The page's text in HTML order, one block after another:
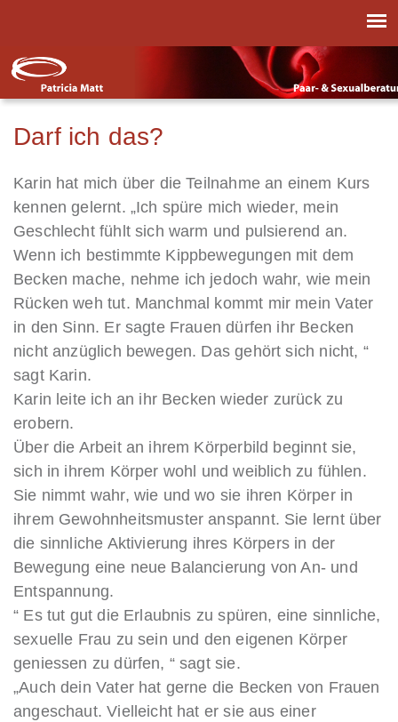
Darf ich das?
Karin hat mich über die Teilnahme an einem Kurs
kennen gelernt. „Ich spüre mich wieder, mein
Geschlecht fühlt sich warm und pulsierend an.
Wenn ich bestimmte Kippbewegungen mit dem
Becken mache, nehme ich jedoch wahr, wie mein
Rücken weh tut. Manchmal kommt mir mein Vater
in den Sinn. Er sagte Frauen dürfen ihr Becken
nicht anzüglich bewegen. Das gehört sich nicht, “
sagt Karin.
Karin leite ich an ihr Becken wieder zurück zu
erobern.
Über die Arbeit an ihrem Körperbild beginnt sie,
sich in ihrem Körper wohl und weiblich zu fühlen.
Sie nimmt wahr, wie und wo sie ihren Körper in
ihrem Gewohnheitsmuster anspannt. Sie lernt über
die sinnliche Aktivierung ihres Körpers in der
Bewegung eine neue Balancierung von An- und
Entspannung.
“ Es tut gut die Erlaubnis zu spüren, eine sinnliche,
sexuelle Frau zu sein und den eigenen Körper
geniessen zu dürfen, “ sagt sie.
„Auch dein Vater hat gerne die Becken von Frauen
angeschaut. Vielleicht hat er sie aus einer